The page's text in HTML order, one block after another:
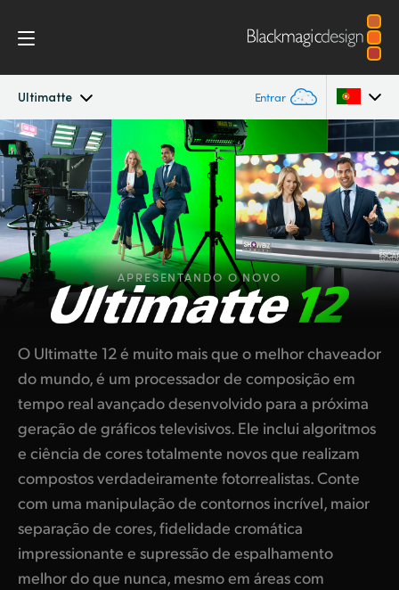
Ultimatte Entrar
Ultimatte
Galeria
Especificações
Argentina
Australia
Austria
Brazil
Canada
Denmark
France
Hong Kong SAR, China
India
APRESENTANDO O NOVO
O Ultimatte 12 é muito mais que o melhor chaveador
do mundo, é um processador de composição em
tempo real avançado desenvolvido para a próxima
geração de gráficos televisivos. Ele inclui algoritmos
e ciência de cores totalmente novos que realizam
compostos verdadeiramente fotorrealistas. Conte
com uma manipulação de contornos incrível, maior
separação de cores, fidelidade cromática
impressionante e supressão de espalhamento
melhor do que nunca, mesmo em áreas com